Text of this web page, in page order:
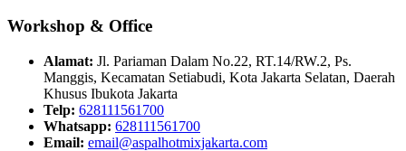
Workshop & Office
Alamat: Jl. Pariaman Dalam No.22, RT.14/RW.2, Ps.
Manggis, Kecamatan Setiabudi, Kota Jakarta Selatan, Daerah
Khusus Ibukota Jakarta
Telp: 628111561700
Whatsapp: 628111561700
Email: email@aspalhotmixjakarta.com